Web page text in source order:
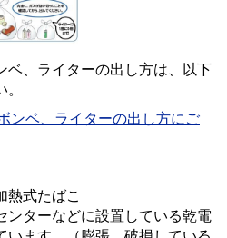
ベ、ライターの出し方は、以下
ンベ、ライターの出し方にご
熱式たばこ
ターなどに設置している乾電